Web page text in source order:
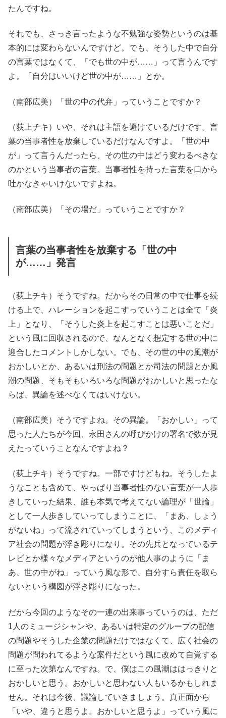
たんですね。
それでも、さっき言ったような不勉強な姿勢というのは基
本的には変わらないんですけど。でも、そうした中で自分
の言葉ではなくて、「でも世の中が……」って言うんです
よ。「自分はいいけど世の中が……」とか。
（南部広美）「世の中の代弁」っていうことですか？
（荻上チキ）いや、それは主語を避けているだけです。言
葉の当事者性を放棄しているだけなんですよ。「世の中
が」って言うんだったら、その世の中はどう変わるべきな
のかという当事者の言葉。当事者性を持った言葉を口から
吐かなきゃいけないですよね。
（南部広美）「その場だ」っていうことですか？
言葉の当事者性を放棄する「世の中
が……」発言
（荻上チキ）そうですね。だからその日常の中で仕事を続
ける上で、ハレーションを起こすっていうことは全て「炎
上」となり、「そうした炎上を起こすことは悪いことだ」
という風に回収されるので、なんとなく想定する世の中に
迎合したコメントしかしない。でも、その世の中の風潮が
おかしいとか、あるいは刑法の問題とか司法の問題とか風
潮の問題、そもそもいろいろな問題がおかしいと思ったな
らば、異論を述べなくてはいけない。
（南部広美）そうですよね。その異論。「おかしい」って
思った人たちが今回、永田さんの呼びかけの署名で数が見
えたっていうことなんですよね？
（荻上チキ）そうですね。一部ですけどもね。そうしたよ
うなことも含めて、やっぱり当事者性のない言葉が一人歩
きしていった結果、誰も本気で考えてない論理が「世論」
として一人歩きしていってしまうことに、「まあ、しょう
がないね」って流されていってしまうという、このメディ
ア社会の問題が浮き彫りになり。その先兵となっているテ
レビとか様々なメディアというのが他人事のように「ま
あ、世の中がね」っていう風な形で、自分すら責任を取ら
ないという構図が浮き彫りになった。
だから今回のようなその一連の出来事っていうのは、ただ
1人のミュージシャンや、あるいは特定のグループの配信
の問題やそうした企業の問題だけではなくて、広く社会の
問題が問われてるような案件だという風に改めて自覚する
に至った次第なんですね。で、僕はこの風潮ははっきりと
おかしいと思う。おかしいと思わない人もいるかもしれま
せん。それは今後、議論していきましょう。真正面から
「いや、違うと思うよ。おかしいと思うよ」っていう風に